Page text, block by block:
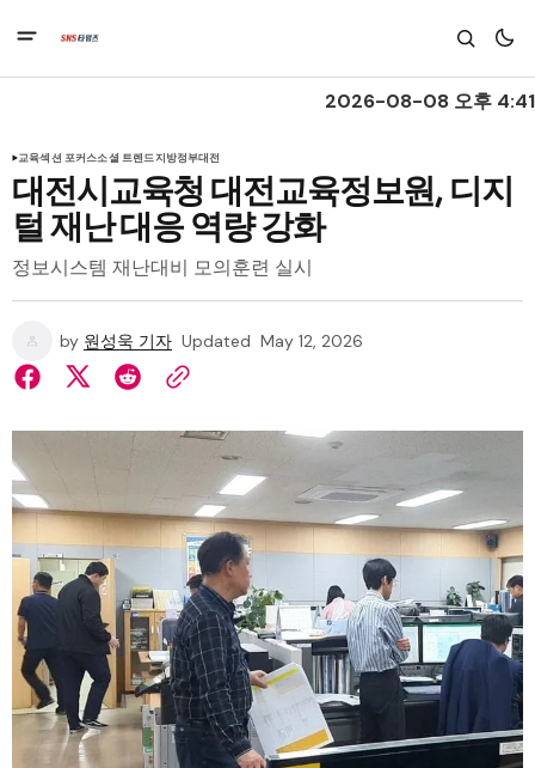
2026-08-08 오후 4:41
교육섹션 포커스소셜 트렌드지방정부대전
대전시교육청 대전교육정보원, 디지
털 재난 대응 역량 강화
정보시스템 재난대비 모의훈련 실시
by 원성욱 기자 Updated May 12, 2026